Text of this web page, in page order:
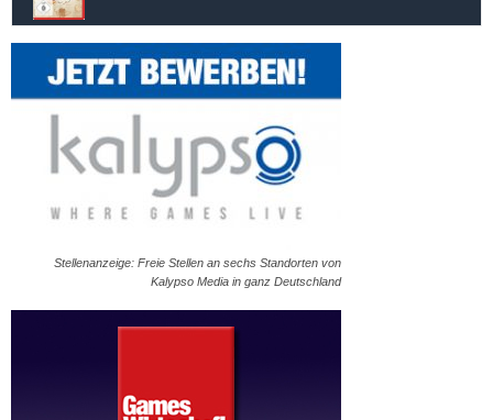
Stellenanzeige: Freie Stellen an sechs Standorten von
Kalypso Media in ganz Deutschland